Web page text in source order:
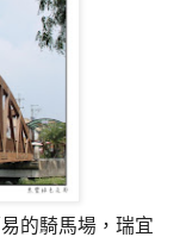
的騎馬場，瑞宜